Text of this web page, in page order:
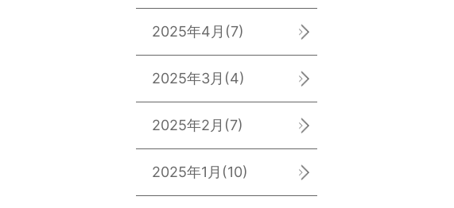
2025年4月 (7)
2025年3月 (4)
2025年2月 (7)
2025年1月 (10)